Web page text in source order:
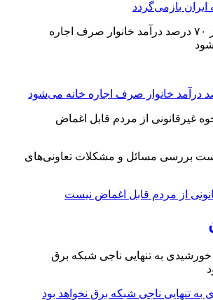
ایران بازمی‌گردد
بررسی مسائل و مشکلات تعاونی‌های
از مردم قابل اغماض نیست
به تنهایی ناجی شبکه برق نخواهد بود